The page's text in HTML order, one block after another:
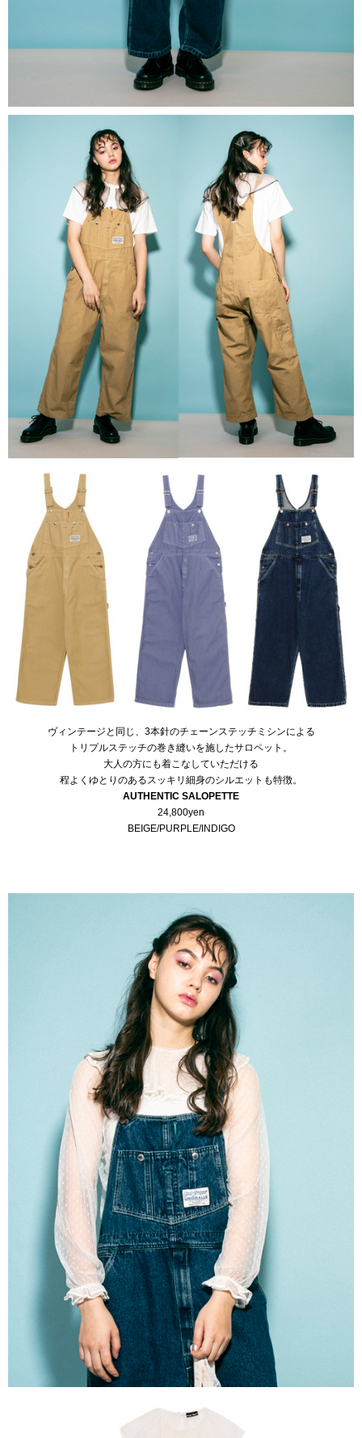
ヴィンテージと同じ、3本針のチェーンステッチミシンによる
トリプルステッチの巻き縫いを施したサロペット。
大人の方にも着こなしていただける
程よくゆとりのあるスッキリ細身のシルエットも特徴。
AUTHENTIC SALOPETTE
24,800yen
BEIGE/PURPLE/INDIGO